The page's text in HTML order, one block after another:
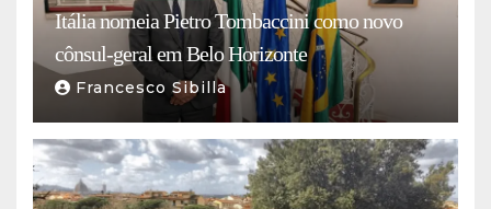
Itália nomeia Pietro Tombaccini como novo
cônsul-geral em Belo Horizonte
Francesco Sibilla